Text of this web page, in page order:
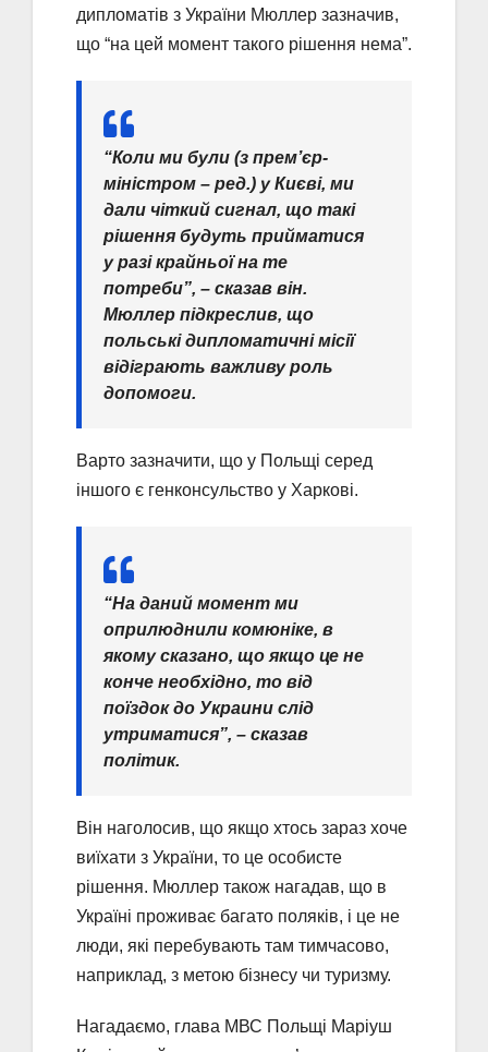
дипломатів з України Мюллер зазначив,
що “на цей момент такого рішення нема”.
“Коли ми були (з прем’єр-
міністром – ред.) у Києві, ми
дали чіткий сигнал, що такі
рішення будуть прийматися
у разі крайньої на те
потреби”, – сказав він.
Мюллер підкреслив, що
польські дипломатичні місії
відіграють важливу роль
допомоги.
Варто зазначити, що у Польщі серед
іншого є генконсульство у Харкові.
“На даний момент ми
оприлюднили комюніке, в
якому сказано, що якщо це не
конче необхідно, то від
поїздок до Украини слід
утриматися”, – сказав
політик.
Він наголосив, що якщо хтось зараз хоче
виїхати з України, то це особисте
рішення. Мюллер також нагадав, що в
Україні проживає багато поляків, і це не
люди, які перебувають там тимчасово,
наприклад, з метою бізнесу чи туризму.
Нагадаємо, глава МВС Польщі Маріуш